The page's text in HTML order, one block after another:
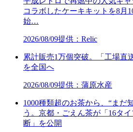
コラボしたケーキキットを8月
始…
2026/08/09提供：Relic
累計販売1万個突破。「工場直
を全国へ
2026/08/09提供：蒲原水産
1000種類超のお茶から、“まだ
う。京都・ごえん茶が「16タ
断」を公開